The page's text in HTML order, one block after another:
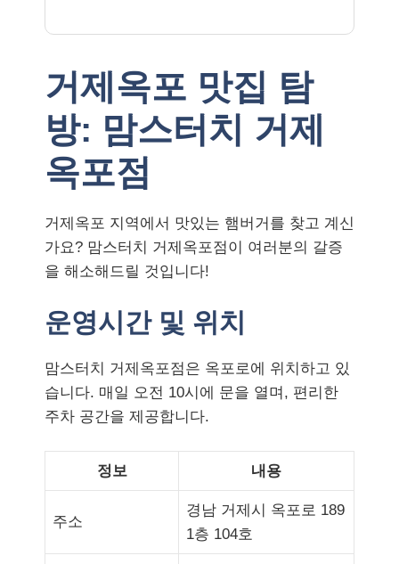
거제옥포 맛집 탐
방: 맘스터치 거제
옥포점
거제옥포 지역에서 맛있는 햄버거를 찾고 계신
가요? 맘스터치 거제옥포점이 여러분의 갈증
을 해소해드릴 것입니다!
운영시간 및 위치
맘스터치 거제옥포점은 옥포로에 위치하고 있
습니다. 매일 오전 10시에 문을 열며, 편리한
주차 공간을 제공합니다.
정보 내용
주소
경남 거제시 옥포로 189
1층 104호